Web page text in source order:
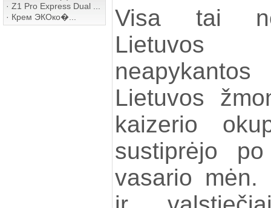
· Z1 Pro Express Dual ...
· Крем ЭКОко�...
Visa tai
Lietuvos
Lietuvos
kaizerio
sustiprėjo
vasario mėn.